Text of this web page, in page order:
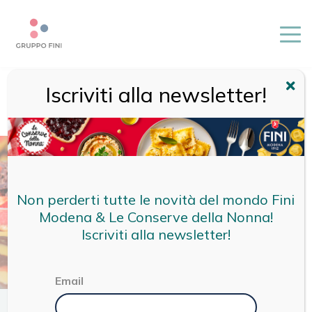
/MAGAZINE/CUCINA /RICETTA ZUPPA INGLESE:
STORIA E ORIGINE DEL NOME, RICETTA TRADIZIONALE,
Iscriviti alla newsletter!
Non perderti tutte le novità del mondo Fini
Modena & Le Conserve della Nonna!
Iscriviti alla newsletter!
Email